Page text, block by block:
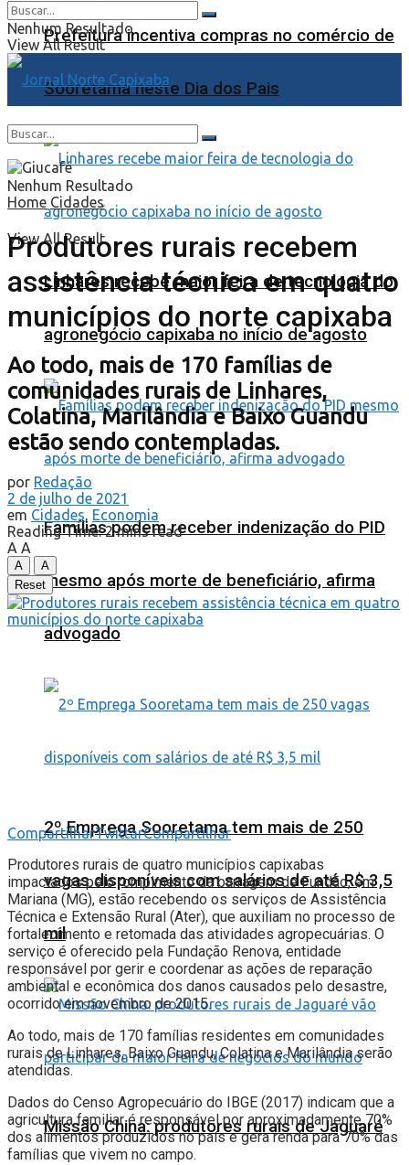
Prefeitura incentiva compras no comércio de
Sooretama neste Dia dos Pais
Linhares recebe maior feira de tecnologia do
agronegócio capixaba no início de agosto
Famílias podem receber indenização do PID
mesmo após morte de beneficiário, afirma
advogado
2º Emprega Sooretama tem mais de 250
vagas disponíveis com salários de até R$ 3,5
mil
Missão China: produtores rurais de Jaguaré
Nenhum Resultado
View All Result
Nenhum Resultado
View All Result
Home Cidades
Produtores rurais recebem
assistência técnica em quatro
municípios do norte capixaba
Ao todo, mais de 170 famílias de
comunidades rurais de Linhares,
Colatina, Marilândia e Baixo Guandu
estão sendo contempladas.
por Redação
2 de julho de 2021
em Cidades, Economia
Reading Time: 2 mins read
A A
A
A
Reset
CompartilharTwittarCompartilhar
Produtores rurais de quatro municípios capixabas
impactados pelo rompimento da barragem de Fundão, em
Mariana (MG), estão recebendo os serviços de Assistência
Técnica e Extensão Rural (Ater), que auxiliam no processo de
fortalecimento e retomada das atividades agropecuárias. O
serviço é oferecido pela Fundação Renova, entidade
responsável por gerir e coordenar as ações de reparação
ambiental e econômica dos danos causados pelo desastre,
ocorrido em novembro de 2015.
Ao todo, mais de 170 famílias residentes em comunidades
rurais de Linhares, Baixo Guandu, Colatina e Marilândia serão
atendidas.
Dados do Censo Agropecuário do IBGE (2017) indicam que a
agricultura familiar é responsável por aproximadamente 70%
dos alimentos produzidos no país e gera renda para 70% das
famílias que vivem no campo.